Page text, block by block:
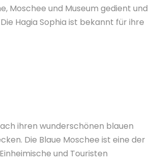
Moschee und Museum gedient und
Hagia Sophia ist bekannt für ihre
ihren wunderschönen blauen
Die Blaue Moschee ist eine der
und Touristen